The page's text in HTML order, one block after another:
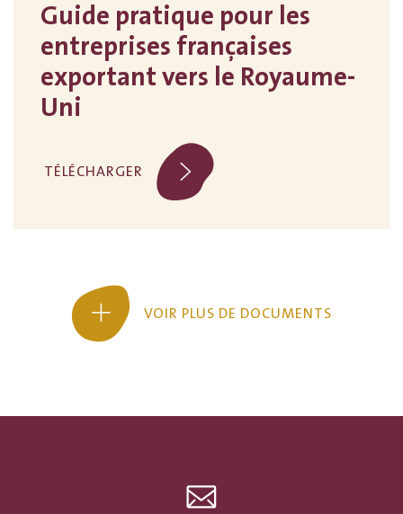
Guide pratique pour les
entreprises françaises
exportant vers le Royaume-
Uni
TÉLÉCHARGER
VOIR PLUS DE DOCUMENTS